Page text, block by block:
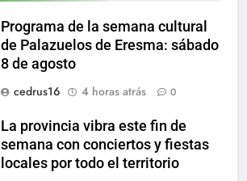
Programa de la semana cultural
de Palazuelos de Eresma: sábado
8 de agosto
cedrus16
4 horas atrás 0
La provincia vibra este fin de
semana con conciertos y fiestas
locales por todo el territorio